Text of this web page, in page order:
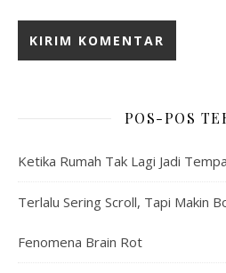
POS-POS
Ketika Rumah Tak Lagi Jadi
Terlalu Sering Scroll, Tapi Makin
Fenomena Brain Rot